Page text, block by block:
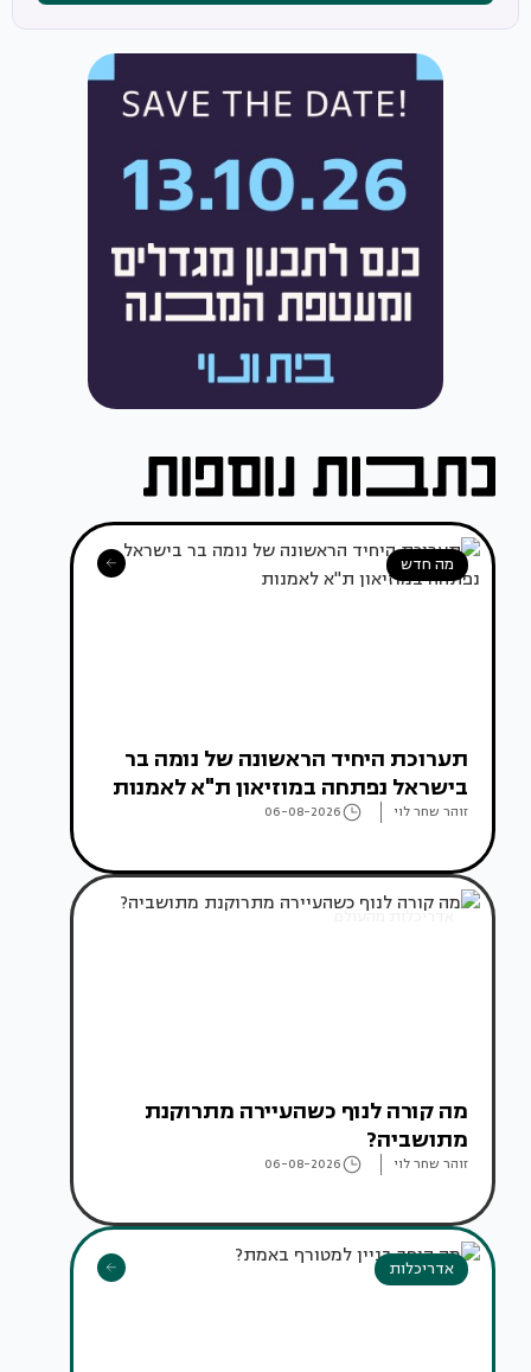
מה חדש
תערוכת היחיד הראשונה של נומה בר
בישראל נפתחה במוזיאון ת"א לאמנות
זוהר שחר לוי 06-08-2026
אדריכלות מהעולם
מה קורה לנוף כשהעיירה מתרוקנת
מתושביה?
זוהר שחר לוי 06-08-2026
אדריכלות